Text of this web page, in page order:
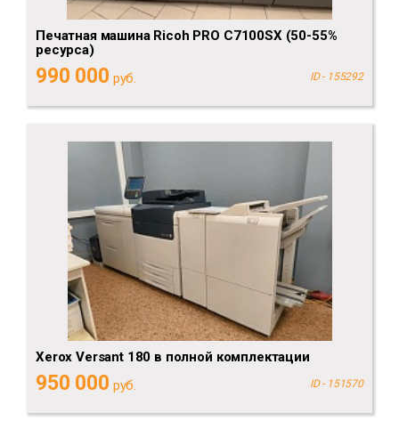
Печатная машина Ricoh PRO C7100SX (50-55%
ресурса)
990 000 руб. ID - 155292
Xerox Versant 180 в полной комплектации
950 000 руб. ID - 151570